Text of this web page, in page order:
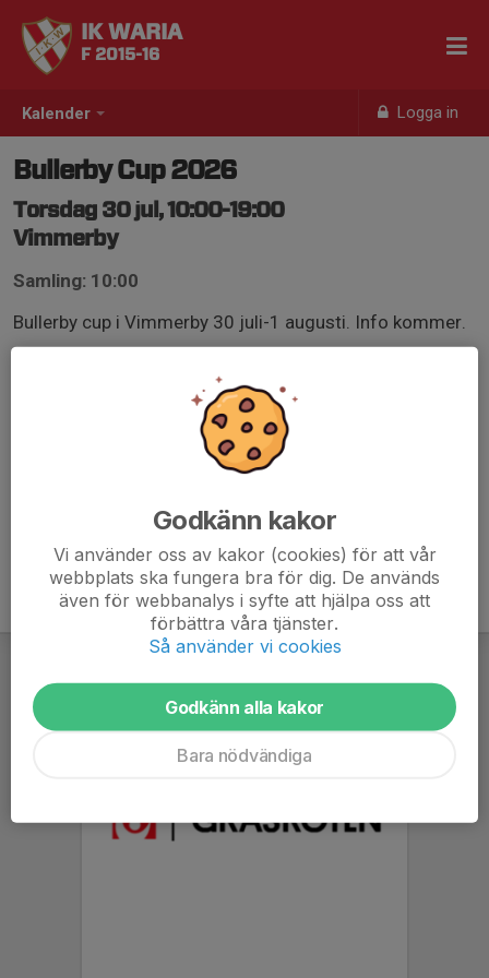
Kalender Logga in
IK WARIA
F 2015-16
Bullerby Cup 2026
Torsdag 30 jul, 10:00-19:00
Vimmerby
Samling: 10:00
Bullerby cup i Vimmerby 30 juli-1 augusti. Info kommer.
Godkänn kakor
Vi använder oss av kakor (cookies) för att vår
webbplats ska fungera bra för dig. De används
även för webbanalys i syfte att hjälpa oss att
förbättra våra tjänster.
Så använder vi cookies
Godkänn alla kakor
Bara nödvändiga